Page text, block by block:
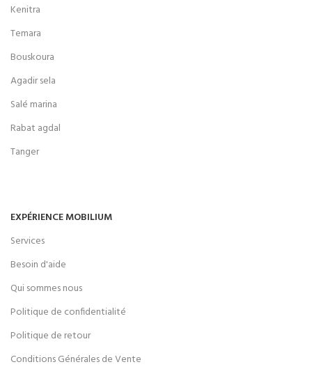
Kenitra
Temara
Bouskoura
Agadir sela
Salé marina
Rabat agdal
Tanger
EXPÉRIENCE MOBILIUM
Services
Besoin d'aide
Qui sommes nous
Politique de confidentialité
Politique de retour
Conditions Générales de Vente